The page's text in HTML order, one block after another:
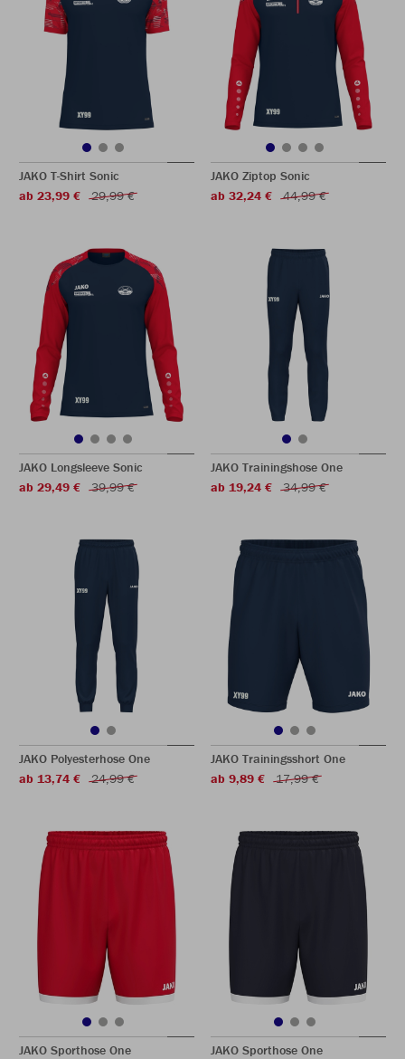
JAKO T-Shirt Sonic
ab 23,99 €
29,99 €
JAKO Ziptop Sonic
ab 32,24 €
44,99 €
JAKO Longsleeve Sonic
ab 29,49 €
39,99 €
JAKO Trainingshose One
ab 19,24 €
34,99 €
JAKO Polyesterhose One
ab 13,74 €
24,99 €
JAKO Trainingsshort One
ab 9,89 €
17,99 €
JAKO Sporthose One
JAKO Sporthose One